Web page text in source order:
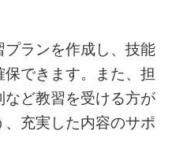
プランを作成し、技能
できます。また、担
ど教習を受ける方が
充実した内容のサポ